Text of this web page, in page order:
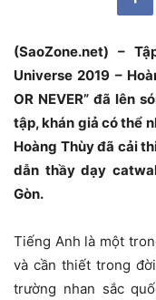
(SaoZone.net) –
Universe 2019 –
OR NEVER” đã lên
tập, khán giả có thể
Hoàng Thùy đã cải
dẫn thầy dạy
Gòn.
Tiếng Anh là một
và cần thiết trong
trường nhan sắc